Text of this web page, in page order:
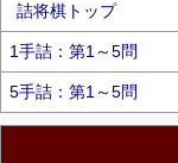
詰将棋トップ
1手詰：第1～5問
5手詰：第1～5問